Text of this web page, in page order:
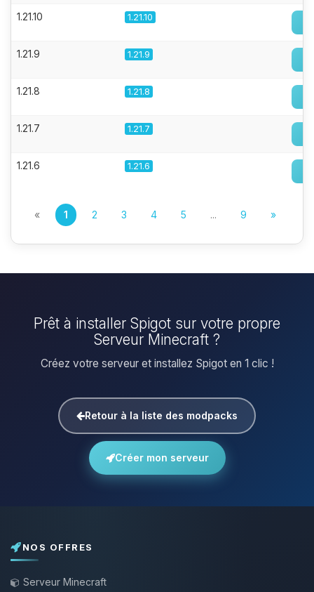
1.21.10 1.21.10
1.21.9 1.21.9
1.21.8 1.21.8
1.21.7 1.21.7
1.21.6 1.21.6
« 1 2 3 4 5 ... 9 »
Prêt à installer Spigot sur votre propre
Serveur Minecraft ?
Créez votre serveur et installez Spigot en 1 clic !
Retour à la liste des modpacks
Créer mon serveur
NOS OFFRES
Serveur Minecraft